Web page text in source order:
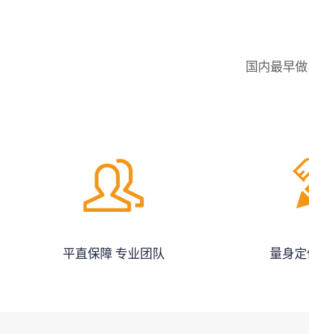
国内最早
平直保障 专业团队 量身